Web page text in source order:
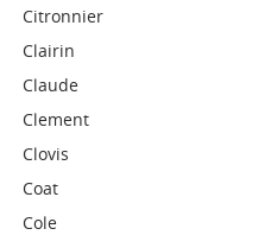
Citronnier
Clairin
Claude
Clement
Clovis
Coat
Cole